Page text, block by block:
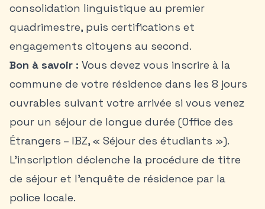
consolidation linguistique au premier
quadrimestre, puis certifications et
engagements citoyens au second.
Bon à savoir : Vous devez vous inscrire à la
commune de votre résidence dans les 8 jours
ouvrables suivant votre arrivée si vous venez
pour un séjour de longue durée (Office des
Étrangers – IBZ, « Séjour des étudiants »).
L’inscription déclenche la procédure de titre
de séjour et l’enquête de résidence par la
police locale.